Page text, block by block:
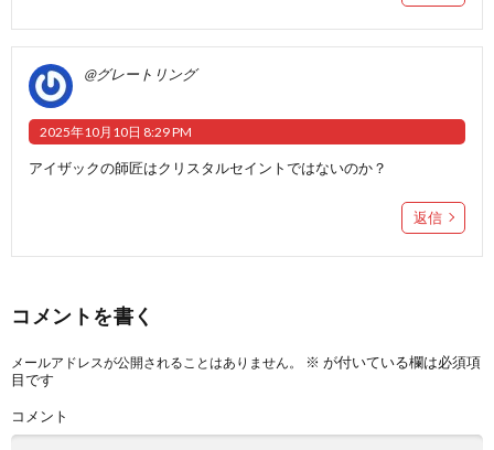
@グレートリング
2025年10月10日 8:29 PM
アイザックの師匠はクリスタルセイントではないのか？
返信
コメントを書く
メールアドレスが公開されることはありません。 ※ が付いている欄は必須項
目です
コメント